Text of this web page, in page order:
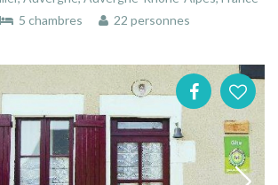
5 chambres 22 personnes